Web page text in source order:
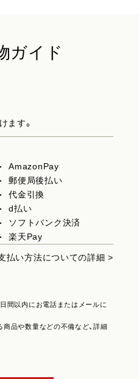
ガイド
ます。
AmazonPay
郵便局後払い
代金引換
d払い
ソフトバンク決済
楽天Pay
払い方法についての詳細 >
間以内にお電話またはメールに
商品や数量などの不備など、詳細